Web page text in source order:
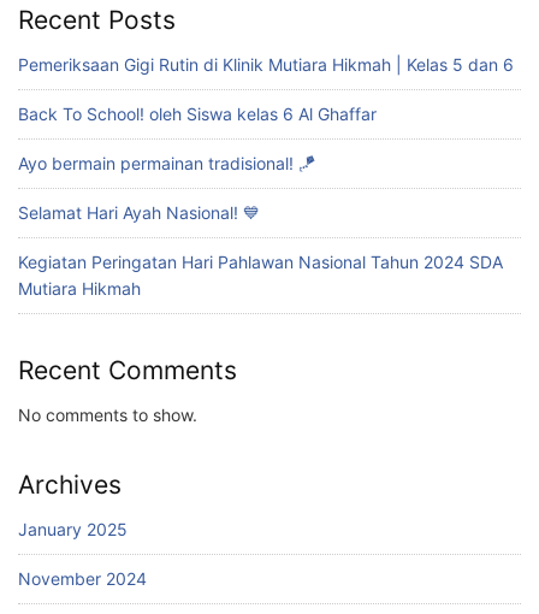
Recent Posts
Pemeriksaan Gigi Rutin di Klinik Mutiara Hikmah | Kelas 5 dan 6
Back To School! oleh Siswa kelas 6 Al Ghaffar
Ayo bermain permainan tradisional! 🪁
Selamat Hari Ayah Nasional! 💙
Kegiatan Peringatan Hari Pahlawan Nasional Tahun 2024 SDA
Mutiara Hikmah
Recent Comments
No comments to show.
Archives
January 2025
November 2024